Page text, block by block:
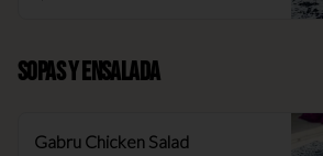
SOPAS Y ENSALADA
Gabru Chicken Salad